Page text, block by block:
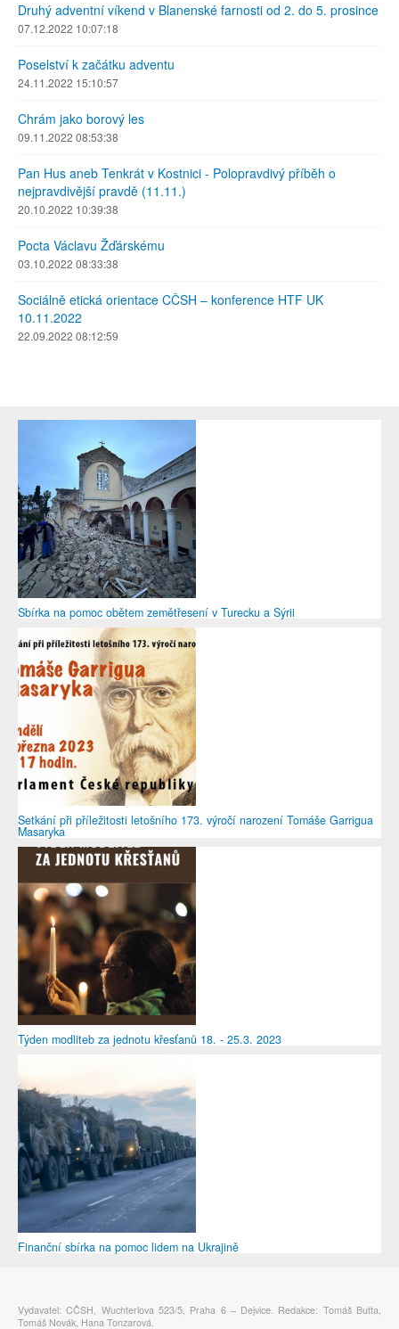
Druhý adventní víkend v Blanenské farnosti od 2. do 5. prosince
07.12.2022 10:07:18
Poselství k začátku adventu
24.11.2022 15:10:57
Chrám jako borový les
09.11.2022 08:53:38
Pan Hus aneb Tenkrát v Kostnici - Polopravdivý příběh o
nejpravdivější pravdě (11.11.)
20.10.2022 10:39:38
Pocta Václavu Žďárskému
03.10.2022 08:33:38
Sociálně etická orientace CČSH – konference HTF UK
10.11.2022
22.09.2022 08:12:59
Sbírka na pomoc obětem zemětřesení v Turecku a Sýrii
Setkání při příležitosti letošního 173. výročí narození Tomáše Garrigua
Masaryka
Týden modliteb za jednotu křesťanů 18. - 25.3. 2023
Finanční sbírka na pomoc lidem na Ukrajině
Vydavatel: CČSH, Wuchterlova 523/5, Praha 6 – Dejvice. Redakce: Tomáš Butta,
Tomáš Novák, Hana Tonzarová.